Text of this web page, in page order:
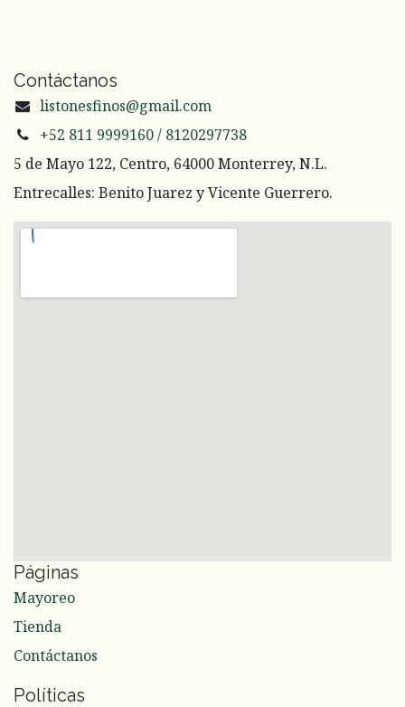
Contáctanos
listonesfinos@gmail.com
+52 811 9999160 / 8120297738
5 de Mayo 122, Centro, 64000 Monterrey, N.L.
Entrecalles: Benito Juarez y Vicente Guerrero.
Páginas
Mayoreo
Tienda
Contáctanos
Políticas